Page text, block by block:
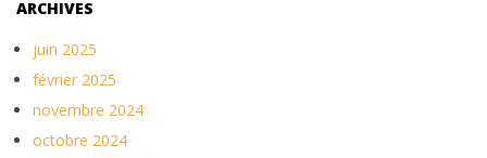
ARCHIVES
juin 2025
février 2025
novembre 2024
octobre 2024